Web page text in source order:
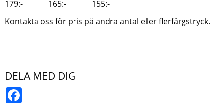
179:- 165:- 155:-
Kontakta oss för pris på andra antal eller flerfärgstryck.
DELA MED DIG